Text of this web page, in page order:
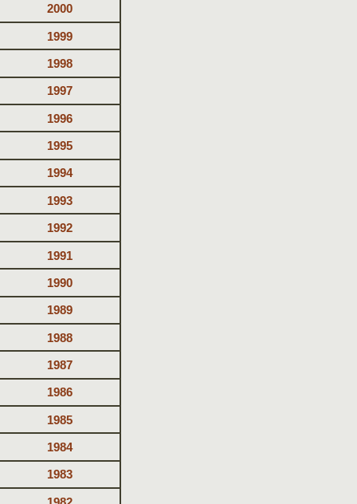
2000
1999
1998
1997
1996
1995
1994
1993
1992
1991
1990
1989
1988
1987
1986
1985
1984
1983